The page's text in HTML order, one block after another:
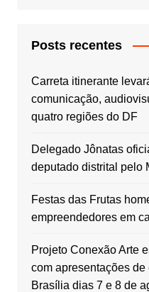
Posts recentes
Carreta itinerante
comunicação,
quatro regiões do DF
Delegado Jônatas
deputado distrital pelo
Festas das Frutas
empreendedores em
Projeto Conexão Arte
com apresentações
Brasília dias 7 e 8 de